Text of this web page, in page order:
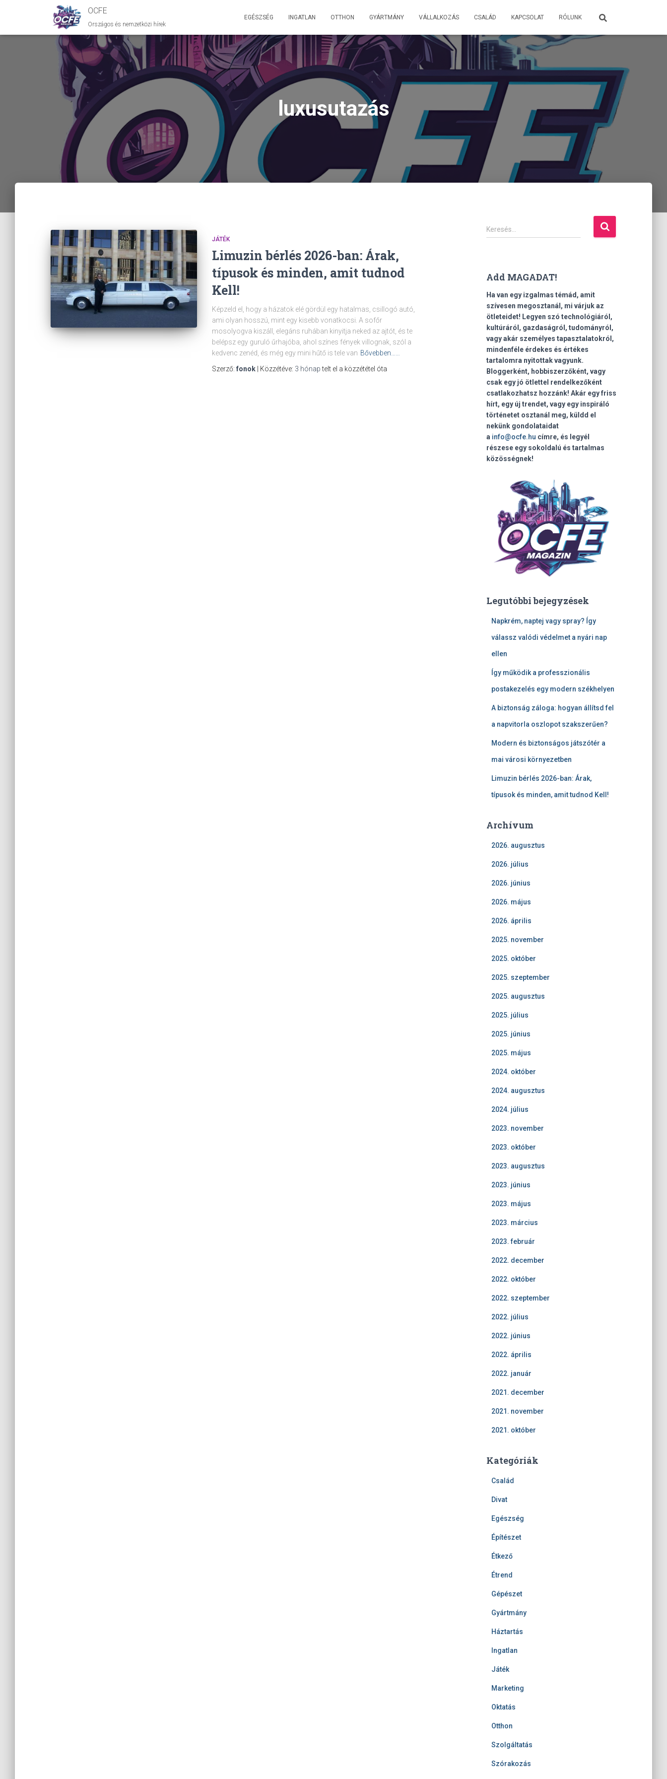
OCFE
Országos és nemzetközi hírek
EGÉSZSÉG INGATLAN OTTHON GYÁRTMÁNY VÁLLALKOZÁS CSALÁD KAPCSOLAT RÓLUNK
luxusutazás
JÁTÉK
Limuzin bérlés 2026-ban: Árak,
típusok és minden, amit tudnod
Kell!
Képzeld el, hogy a házatok elé gördül egy hatalmas, csillogó autó,
ami olyan hosszú, mint egy kisebb vonatkocsi. A sofőr
mosolyogva kiszáll, elegáns ruhában kinyitja neked az ajtót, és te
belépsz egy guruló űrhajóba, ahol színes fények villognak, szól a
kedvenc zenéd, és még egy mini hűtő is tele van Bővebben……
Szerző: fonok | Közzétéve: 3 hónaptelt el a közzététel óta
K
e
é
s
Keresés…
Add MAGADAT!
Ha van egy izgalmas témád, amit
szívesen megosztanál, mi várjuk az
ötleteidet! Legyen szó technológiáról,
kultúráról, gazdaságról, tudományról,
vagy akár személyes tapasztalatokról,
mindenféle érdekes és értékes
tartalomra nyitottak vagyunk.
Bloggerként, hobbiszerzőként, vagy
csak egy jó ötlettel rendelkezőként
csatlakozhatsz hozzánk! Akár egy friss
hírt, egy új trendet, vagy egy inspiráló
történetet osztanál meg, küldd el
nekünk gondolataidat
a info@ocfe.hu címre, és legyél
részese egy sokoldalú és tartalmas
közösségnek!
Legutóbbi bejegyzések
Napkrém, naptej vagy spray? Így
válassz valódi védelmet a nyári nap
ellen
Így működik a professzionális
postakezelés egy modern székhelyen
A biztonság záloga: hogyan állítsd fel
a napvitorla oszlopot szakszerűen?
Modern és biztonságos játszótér a
mai városi környezetben
Limuzin bérlés 2026-ban: Árak,
típusok és minden, amit tudnod Kell!
Archívum
2026. augusztus
2026. július
2026. június
2026. május
2026. április
2025. november
2025. október
2025. szeptember
2025. augusztus
2025. július
2025. június
2025. május
2024. október
2024. augusztus
2024. július
2023. november
2023. október
2023. augusztus
2023. június
2023. május
2023. március
2023. február
2022. december
2022. október
2022. szeptember
2022. július
2022. június
2022. április
2022. január
2021. december
2021. november
2021. október
Kategóriák
Család
Divat
Egészség
Építészet
Étkező
Étrend
Gépészet
Gyártmány
Háztartás
Ingatlan
Játék
Marketing
Oktatás
Otthon
Szolgáltatás
Szórakozás